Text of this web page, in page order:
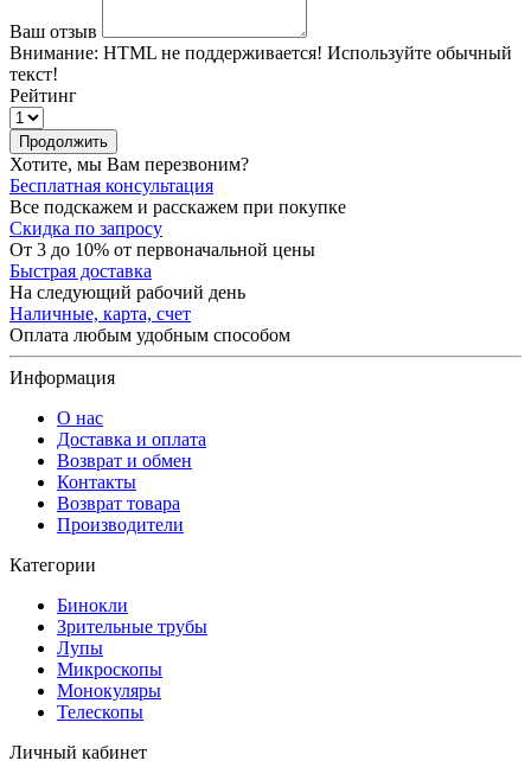
Ваш отзыв
Внимание: HTML не поддерживается! Используйте обычный
текст!
Рейтинг
Продолжить
Хотите, мы Вам перезвоним?
Бесплатная консультация
Все подскажем и расскажем при покупке
Скидка по запросу
От 3 до 10% от первоначальной цены
Быстрая доставка
На следующий рабочий день
Наличные, карта, счет
Оплата любым удобным способом
Информация
О нас
Доставка и оплата
Возврат и обмен
Контакты
Возврат товара
Производители
Категории
Бинокли
Зрительные трубы
Лупы
Микроскопы
Монокуляры
Телескопы
Личный кабинет